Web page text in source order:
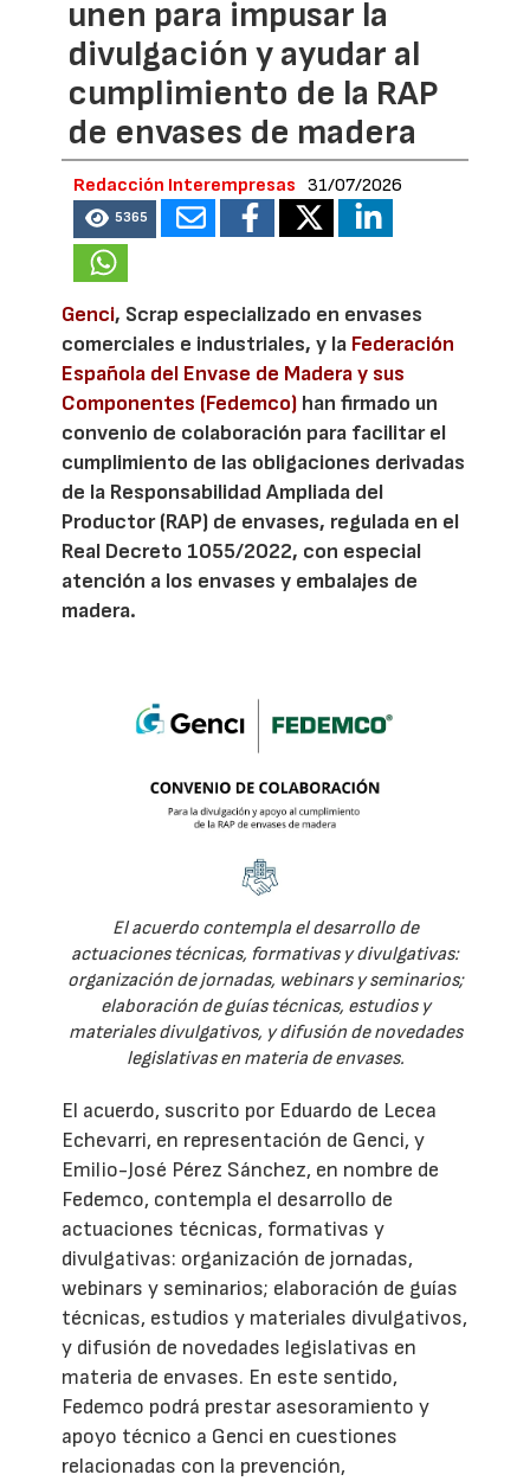
unen para impusar la
divulgación y ayudar al
cumplimiento de la RAP
de envases de madera
Redacción Interempresas 31/07/2026
5365
Genci, Scrap especializado en envases
comerciales e industriales, y la Federación
Española del Envase de Madera y sus
Componentes (Fedemco) han firmado un
convenio de colaboración para facilitar el
cumplimiento de las obligaciones derivadas
de la Responsabilidad Ampliada del
Productor (RAP) de envases, regulada en el
Real Decreto 1055/2022, con especial
atención a los envases y embalajes de
madera.
El acuerdo contempla el desarrollo de
actuaciones técnicas, formativas y divulgativas:
organización de jornadas, webinars y seminarios;
elaboración de guías técnicas, estudios y
materiales divulgativos, y difusión de novedades
legislativas en materia de envases.
El acuerdo, suscrito por Eduardo de Lecea
Echevarri, en representación de Genci, y
Emilio-José Pérez Sánchez, en nombre de
Fedemco, contempla el desarrollo de
actuaciones técnicas, formativas y
divulgativas: organización de jornadas,
webinars y seminarios; elaboración de guías
técnicas, estudios y materiales divulgativos,
y difusión de novedades legislativas en
materia de envases. En este sentido,
Fedemco podrá prestar asesoramiento y
apoyo técnico a Genci en cuestiones
relacionadas con la prevención,